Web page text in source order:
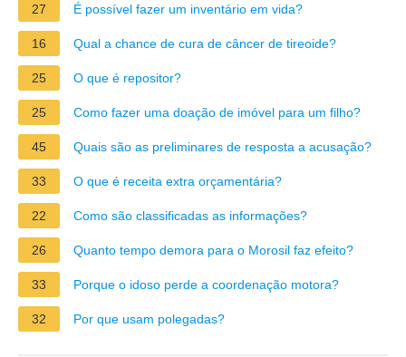
27 É possível fazer um inventário em vida?
16 Qual a chance de cura de câncer de tireoide?
25 O que é repositor?
25 Como fazer uma doação de imóvel para um filho?
45 Quais são as preliminares de resposta a acusação?
33 O que é receita extra orçamentária?
22 Como são classificadas as informações?
26 Quanto tempo demora para o Morosil faz efeito?
33 Porque o idoso perde a coordenação motora?
32 Por que usam polegadas?